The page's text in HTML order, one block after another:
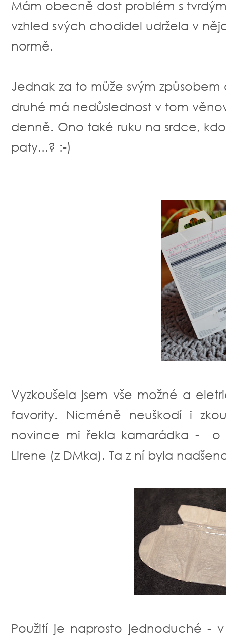
Mám obecně dost problém s
vzhled svých chodidel udržela v
normě.
Jednak za to může svým
druhé má nedůslednost v tom
denně. Ono také ruku na srdce,
paty...? :-)
Vyzkoušela jsem vše možné a
favority. Nicméně neuškodí i
novince mi řekla kamarádka - o
Lirene (z DMka). Ta z ní byla
Použití je naprosto jednoduché -